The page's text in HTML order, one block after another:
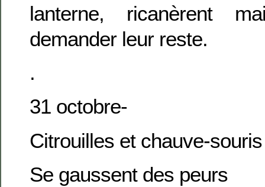
lanterne, ricanèrent
demander leur reste.
.
31 octobre-
Citrouilles et chauve-souris
Se gaussent des peurs